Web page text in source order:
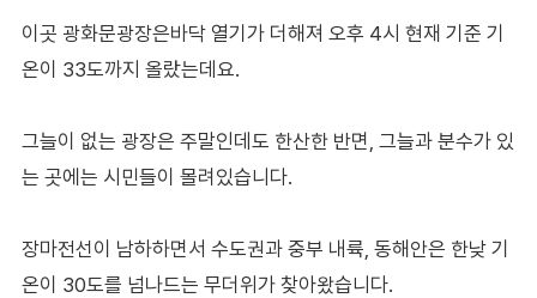
이곳 광화문광장은바닥 열기가 더해져 오후 4시 현재 기준 기
온이 33도까지 올랐는데요.
그늘이 없는 광장은 주말인데도 한산한 반면, 그늘과 분수가 있
는 곳에는 시민들이 몰려있습니다.
장마전선이 남하하면서 수도권과 중부 내륙, 동해안은 한낮 기
온이 30도를 넘나드는 무더위가 찾아왔습니다.